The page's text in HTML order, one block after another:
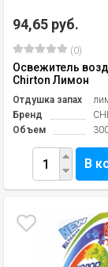
94,65 руб.
(0)
Освежитель
Chirton Лимон
Отдушка запах
Бренд
Объем
В